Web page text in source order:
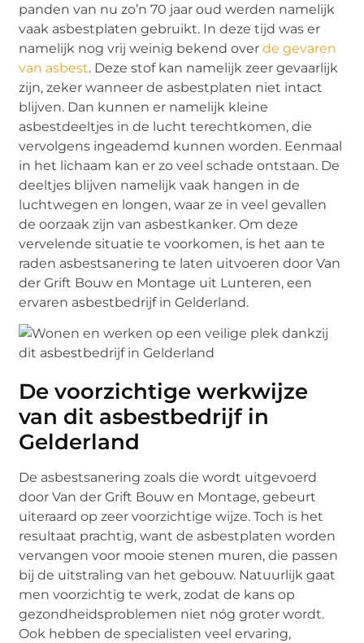
panden van nu zo’n 70 jaar oud werden namelijk
vaak asbestplaten gebruikt. In deze tijd was er
namelijk nog vrij weinig bekend overde gevaren
van asbest. Deze stof kan namelijk zeer gevaarlijk
zijn, zeker wanneer de asbestplaten niet intact
blijven. Dan kunnen er namelijk kleine
asbestdeeltjes in de lucht terechtkomen, die
vervolgens ingeademd kunnen worden. Eenmaal
in het lichaam kan er zo veel schade ontstaan. De
deeltjes blijven namelijk vaak hangen in de
luchtwegen en longen, waar ze in veel gevallen
de oorzaak zijn van asbestkanker. Om deze
vervelende situatie te voorkomen, is het aan te
raden asbestsanering te laten uitvoeren door Van
der Grift Bouw en Montage uit Lunteren, een
ervaren asbestbedrijf in Gelderland.
De voorzichtige werkwijze
van dit asbestbedrijf in
Gelderland
De asbestsanering zoals die wordt uitgevoerd
door Van der Grift Bouw en Montage, gebeurt
uiteraard op zeer voorzichtige wijze. Toch is het
resultaat prachtig, want de asbestplaten worden
vervangen voor mooie stenen muren, die passen
bij de uitstraling van het gebouw. Natuurlijk gaat
men voorzichtig te werk, zodat de kans op
gezondheidsproblemen niet nóg groter wordt.
Ook hebben de specialisten veel ervaring,